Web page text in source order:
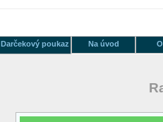
Na úvod
Darčekový poukaz